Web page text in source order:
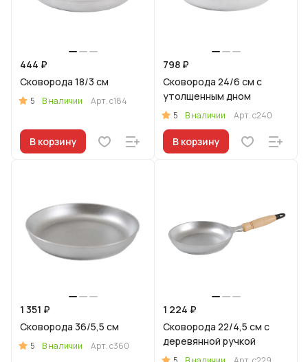
444 ₽
Сковорода 18/3 см
5 В наличии Арт.с184
В корзину
798 ₽
Сковорода 24/6 см с
утолщенным дном
5 В наличии Арт.с240
В корзину
1 351 ₽
Сковорода 36/5,5 см
5 В наличии Арт.с360
1 224 ₽
Сковорода 22/4,5 см с
деревянной ручкой